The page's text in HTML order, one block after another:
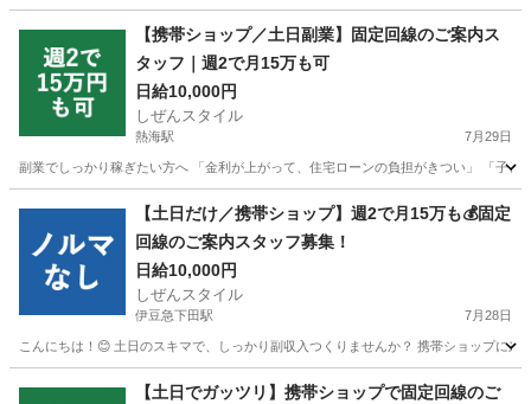
【携帯ショップ／土日副業】固定回線のご案内ス
タッフ｜週2で月15万も可
日給10,000円
しぜんスタイル
熱海駅 7月29日
副業でしっかり稼ぎたい方へ 「金利が上がって、住宅ローンの負担がきつい」 「子
熱海駅 家電量販店 スタッフ
【土日だけ／携帯ショップ】週2で月15万も💰固定
回線のご案内スタッフ募集！
日給10,000円
しぜんスタイル
伊豆急下田駅 7月28日
こんにちは！😊 土日のスキマで、しっかり副収入つくりませんか？ 携帯ショップに
伊豆急下田駅 家電量販店 スタッフ
【土日でガッツリ】携帯ショップで固定回線のご